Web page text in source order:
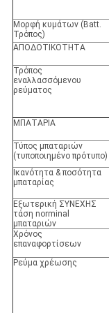
Μορφή κυμάτων (Batt.
Τρόπος)
ΑΠΟΔΟΤΙΚΟΤΗΤΑ
Τρόπος
εναλλασσόμενου
ρεύματος
ΜΠΑΤΑΡΙΑ
Τύπος μπαταριών
(τυποποιημένο πρότυπο)
Ικανότητα & ποσότητα
μπαταρίας
Εξωτερική ΣΥΝΕΧΗΣ
τάση norminal
μπαταριών
Χρόνος
επαναφορτίσεων
Ρεύμα χρέωσης